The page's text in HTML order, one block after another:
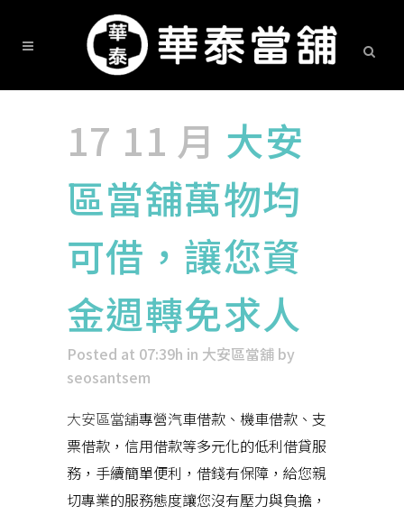
17 11 月 大安
區當舖萬物均
可借，讓您資
金週轉免求人
Posted at 07:39h in 大安區當舖 by
seosantsem
大安區當舖專營汽車借款、機車借款、支
票借款，信用借款等多元化的低利借貸服
務，手續簡單便利，借錢有保障，給您親
切專業的服務態度讓您沒有壓力與負擔，